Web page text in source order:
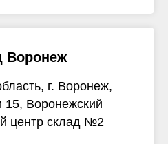
Воронеж
г. Воронеж,
15, Воронежский
центр склад №2